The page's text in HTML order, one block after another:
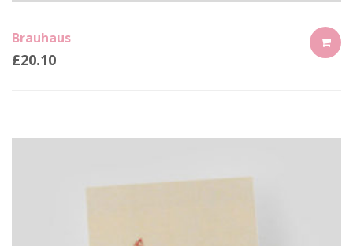
Brauhaus
£20.10
CART